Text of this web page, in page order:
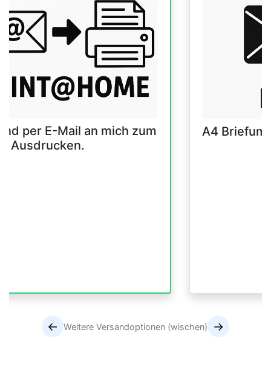
per E-Mail an mich zum
Ausdrucken.
A4
← Weitere Versandoptionen (wischen) →